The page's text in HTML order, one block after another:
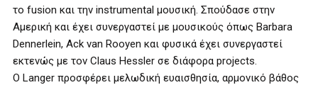
το fusion και την instrumental μουσική. Σπούδασε στην
Αμερική και έχει συνεργαστεί με μουσικούς όπως Barbara
Dennerlein, Ack van Rooyen και φυσικά έχει συνεργαστεί
εκτενώς με τον Claus Hessler σε διάφορα projects.
Ο Langer προσφέρει μελωδική ευαισθησία, αρμονικό βάθος